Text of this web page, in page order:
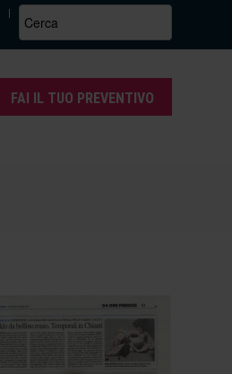
for:
FAI IL TUO PREVENTIVO